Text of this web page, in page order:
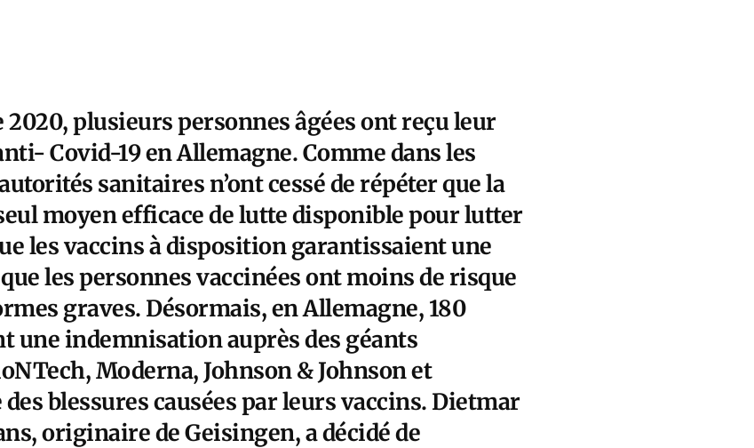
2020, plusieurs personnes âgées ont reçu leur
Covid-19 en Allemagne. Comme dans les
sanitaires n’ont cessé de répéter que la
moyen efficace de lutte disponible pour lutter
les vaccins à disposition garantissaient une
les personnes vaccinées ont moins de risque
graves. Désormais, en Allemagne, 180
une indemnisation auprès des géants
Moderna, Johnson & Johnson et
des blessures causées par leurs vaccins. Dietmar
originaire de Geisingen, a décidé de